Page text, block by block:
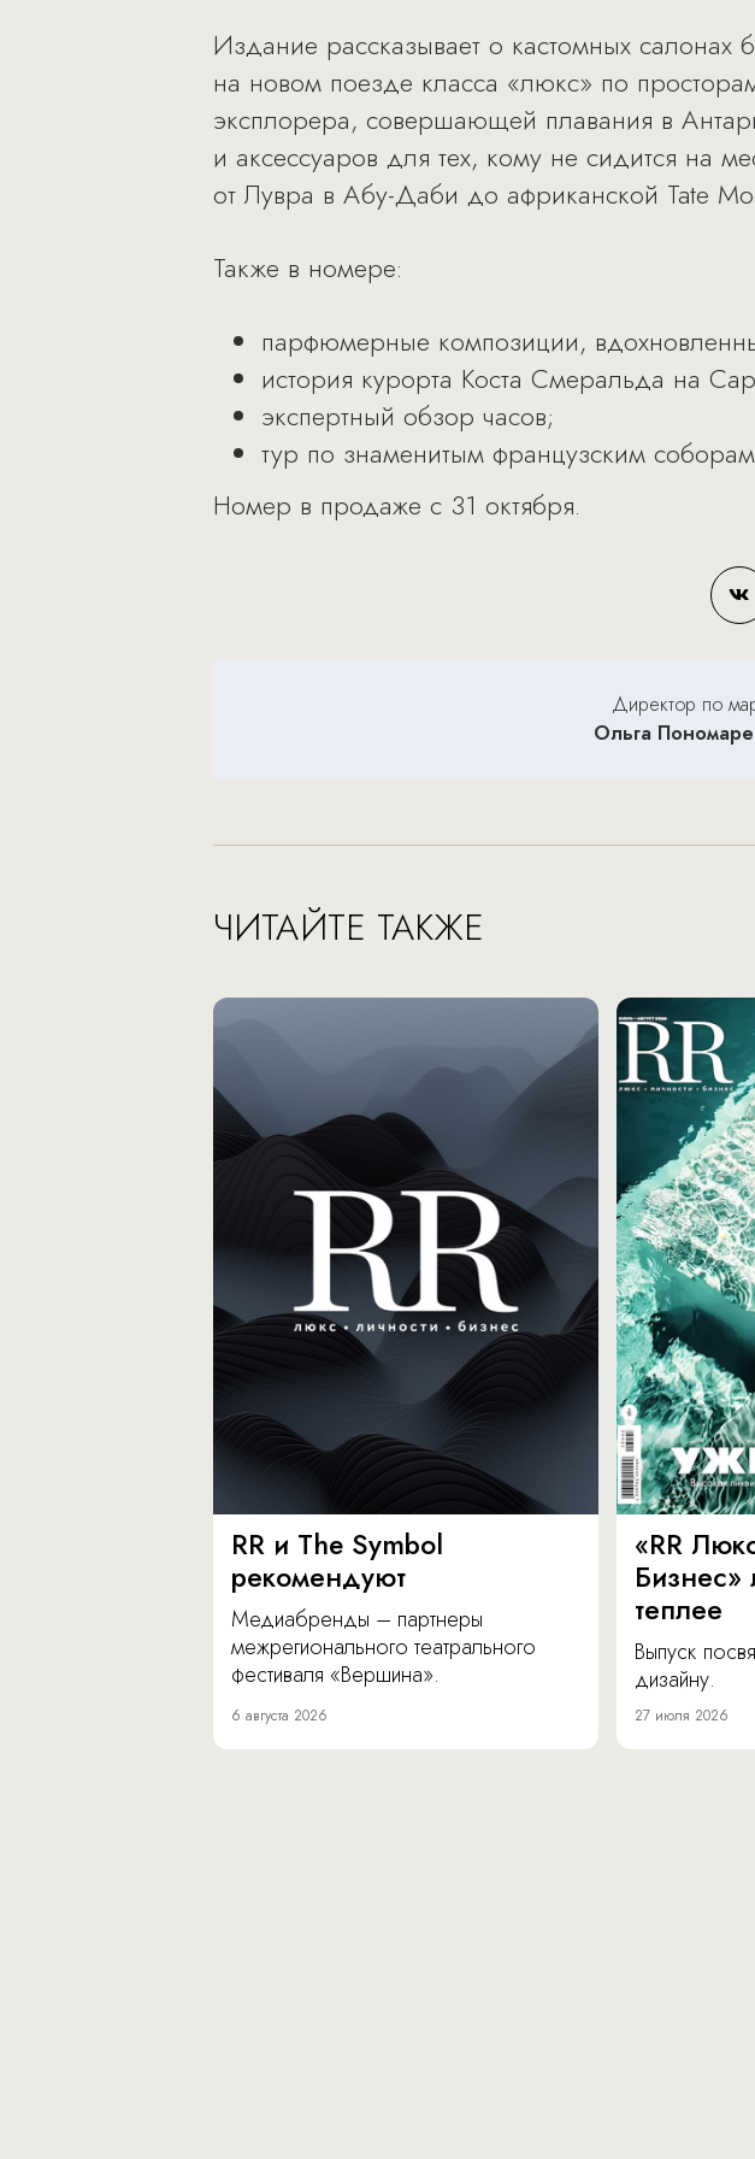
Издание рассказывает о кастомных салонах
на новом поезде класса «люкс» по
эксплорера, совершающей плавания в
и аксессуаров для тех, кому не сидится на
от Лувра в Абу-Даби до африканской Tate
Также в номере:
парфюмерные композиции,
история курорта Коста Смеральда на
экспертный обзор часов;
тур по знаменитым французским соборам
Номер в продаже с 31 октября.
Директор по
Ольга
ЧИТАЙТЕ ТАКЖЕ
RR и The Symbol
рекомендуют
Медиабренды – партнеры
межрегионального театрального
фестиваля «Вершина».
6 августа 2026
«RR
Бизнес»
теплее
Выпуск
дизайну.
27 июля 2026